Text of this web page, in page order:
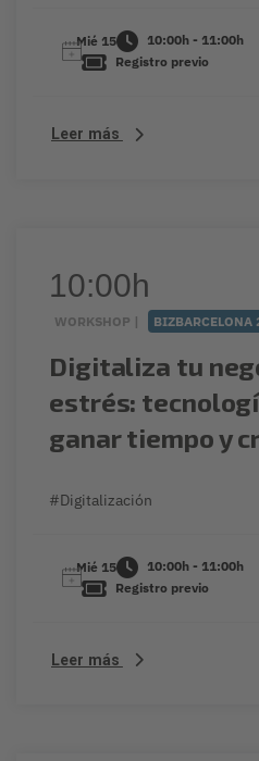
Mié 15 10:00h - 11:00h
Registro previo
Leer más
10:00h
WORKSHOP | BIZBARCELONA
Digitaliza tu
estrés:
ganar tiempo y
#Digitalización
Mié 15 10:00h - 11:00h
Registro previo
Leer más